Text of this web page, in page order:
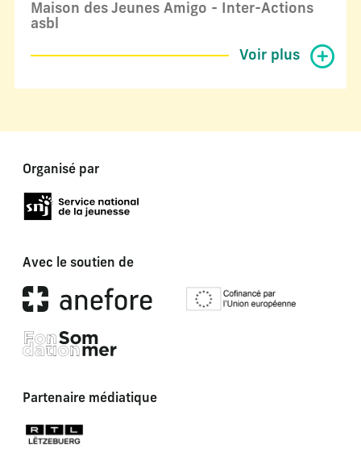
Maison des Jeunes Amigo - Inter-Actions
asbl
Voir plus
Organisé par
Avec le soutien de
Partenaire médiatique